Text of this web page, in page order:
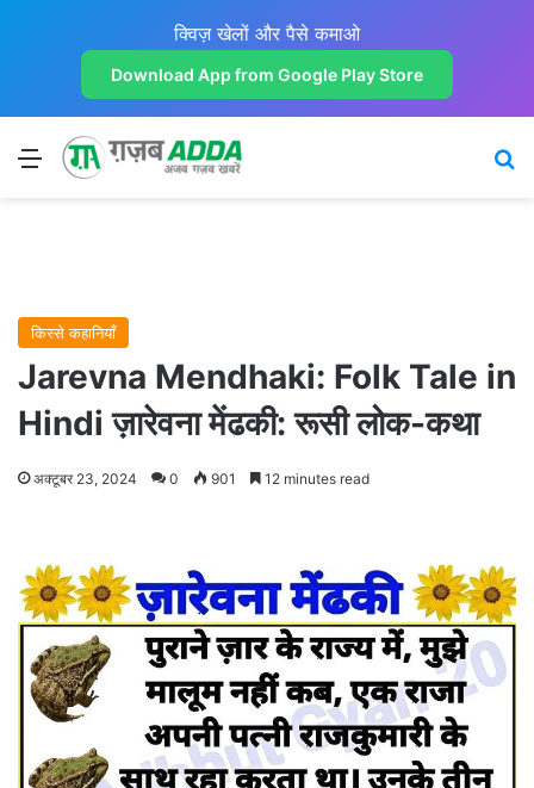
क्विज़ खेलों और पैसे कमाओ
Download App from Google Play Store
Menu
किस्से कहानियाँ
Jarevna Mendhaki: Folk Tale in
Hindi ज़ारेवना मेंढकी: रूसी लोक-कथा
अक्टूबर 23, 2024 0 901 12 minutes read